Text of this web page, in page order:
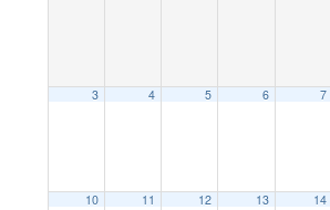
3 4 5 6 7
10 11 12 13 14